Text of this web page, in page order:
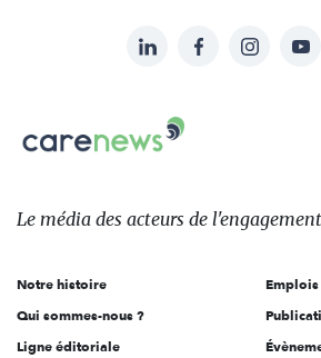
sur:
LinkedInFacebookInstagram
Carenews,
Le
des
l'engagement
Le média des acteurs de l'engagement
Notre histoire
Qui sommes-nous ?
Ligne éditoriale
Emplois